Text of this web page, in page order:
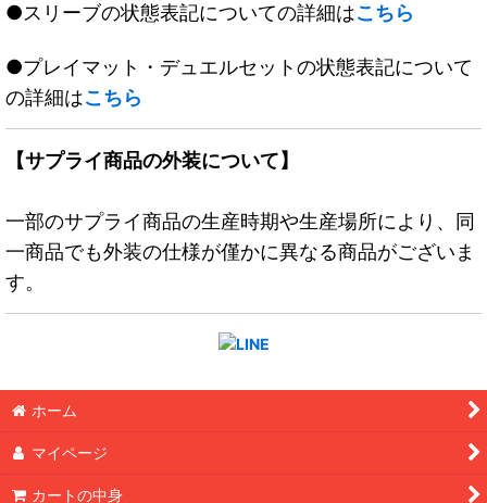
●スリーブの状態表記についての詳細はこちら
●プレイマット・デュエルセットの状態表記について
の詳細はこちら
【サプライ商品の外装について】
一部のサプライ商品の生産時期や生産場所により、同
一商品でも外装の仕様が僅かに異なる商品がございま
す。
ホーム
マイページ
カートの中身